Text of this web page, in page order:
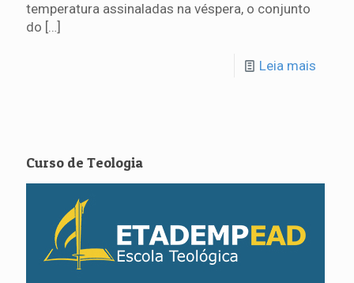
temperatura assinaladas na véspera, o conjunto
do […]
Leia mais
Curso de Teologia